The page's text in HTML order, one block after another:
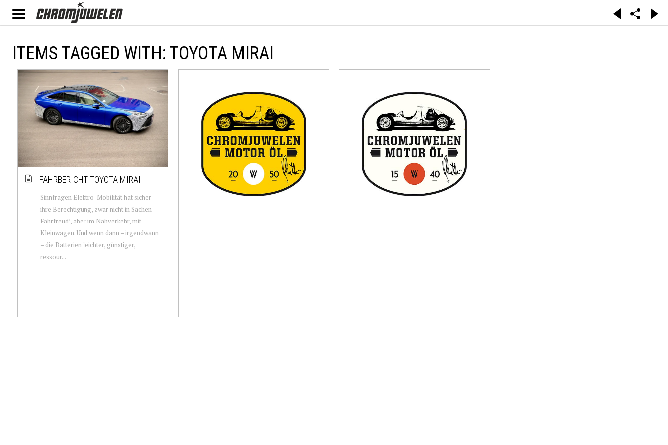
ITEMS TAGGED WITH: TOYOTA MIRAI
FAHRBERICHT TOYOTA MIRAI
Sinnfragen Elektro-Mobilität hat sicher
ihre Berechtigung, zwar nicht in Sachen
Fahrfreud’, aber im Nahverkehr, mit
Kleinwagen. Und wenn dann – irgendwann
– die Batterien leichter, günstiger,
ressour...